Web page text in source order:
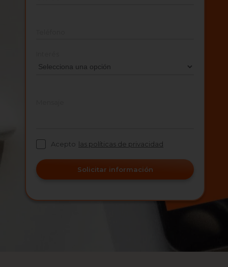
Acepto las políticas de privacidad
Solicitar información